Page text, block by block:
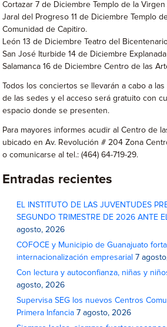
Cortazar 7 de Diciembre Templo de la
Jaral del Progreso 11 de Diciembre Templo
Comunidad de Capitiro.
León 13 de Diciembre Teatro del
San José Iturbide 14 de Diciembre
Salamanca 16 de Diciembre Centro de las
Todos los conciertos se llevarán a cabo a
de las sedes y el acceso será gratuito con
espacio donde se presenten.
Para mayores informes acudir al Centro de
ubicado en Av. Revolución # 204 Zona
o comunicarse al tel.: (464) 64-719-29.
Entradas recientes
EL INSTITUTO DE LAS JUVENTUDES
SEGUNDO TRIMESTRE DE 2026 ANTE
agosto, 2026
COFOCE y Municipio de Guanajuato
internacionalización empresarial 7
Con lectura y autoconfianza, niñas y
agosto, 2026
Supervisa SEG los nuevos Centros
Primera Infancia 7 agosto, 2026